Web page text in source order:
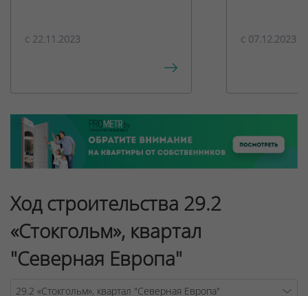
c 22.11.2023 c 07.12.2023
Ход строительства 29.2
«Стокгольм», квартал
"Северная Европа"